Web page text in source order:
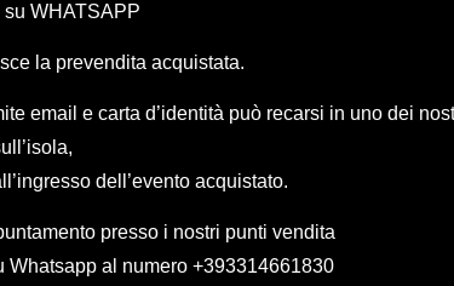
WHATSAPP
la prevendita acquistata.
email e carta d’identità può recarsi in uno dei
dell’evento acquistato.
presso i nostri punti vendita
Whatsapp al numero+393314661830